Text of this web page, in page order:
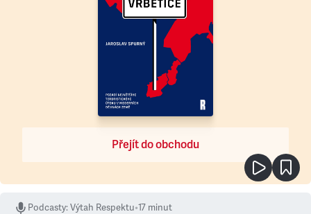
Přejít do obchodu
Podcasty:Výtah Respektu•17 minut